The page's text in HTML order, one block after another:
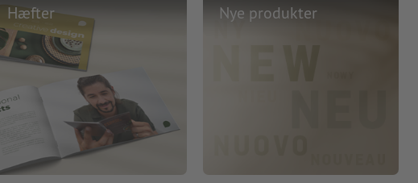
Hæfter Nye produkter